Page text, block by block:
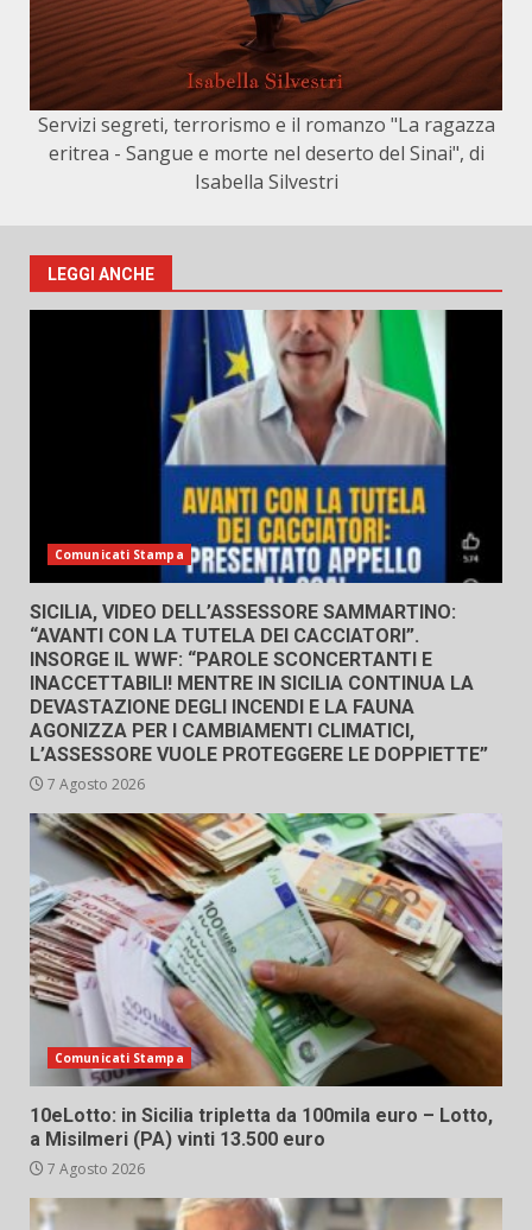
Servizi segreti, terrorismo e il romanzo "La ragazza
eritrea - Sangue e morte nel deserto del Sinai", di
Isabella Silvestri
LEGGI ANCHE
Comunicati Stampa
SICILIA, VIDEO DELL’ASSESSORE SAMMARTINO:
“AVANTI CON LA TUTELA DEI CACCIATORI”.
INSORGE IL WWF: “PAROLE SCONCERTANTI E
INACCETTABILI! MENTRE IN SICILIA CONTINUA LA
DEVASTAZIONE DEGLI INCENDI E LA FAUNA
AGONIZZA PER I CAMBIAMENTI CLIMATICI,
L’ASSESSORE VUOLE PROTEGGERE LE DOPPIETTE”
7 Agosto 2026
Comunicati Stampa
10eLotto: in Sicilia tripletta da 100mila euro – Lotto,
a Misilmeri (PA) vinti 13.500 euro
7 Agosto 2026